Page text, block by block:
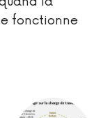
fonctionne